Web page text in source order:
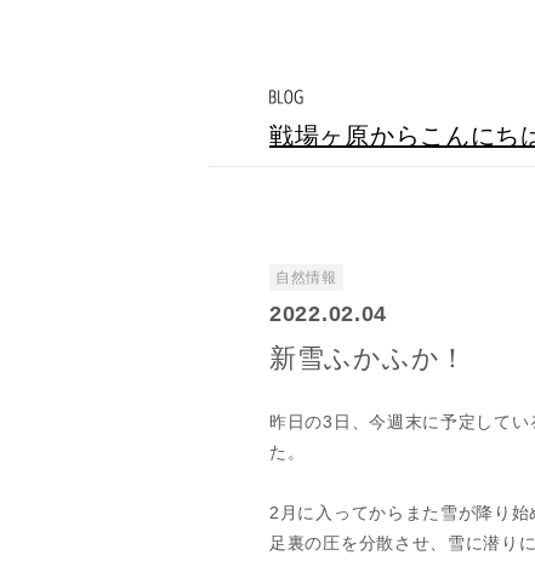
戦場ヶ原からこんにち
自然情報
2022.02.04
新雪ふかふか！
昨日の3日、今週末に予定して
た。
2月に入ってからまた雪が降り
足裏の圧を分散させ、雪に潜り